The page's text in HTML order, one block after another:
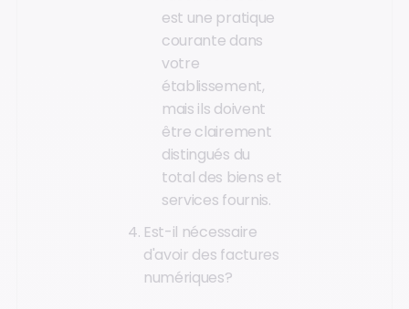
est une pratique
courante dans
votre
établissement,
mais ils doivent
être clairement
distingués du
total des biens et
services fournis.
Est-il nécessaire
d'avoir des factures
numériques?